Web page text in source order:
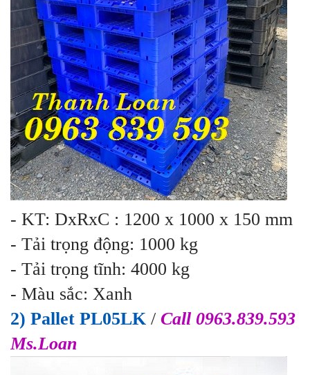
- KT: DxRxC : 1200 x 1000 x 150 mm
- Tải trọng động: 1000 kg
- Tải trọng tĩnh: 4000 kg
- Màu sắc: Xanh
2) Pallet PL05LK / Call 0963.839.593
Ms.Loan